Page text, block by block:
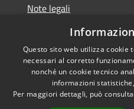
Note legali
Dichiarazione di
Accessibilità
Questo sito web utilizza
necessari al corretto
nonché un cookie tecnico
informazioni
Per maggiori dettagli, può